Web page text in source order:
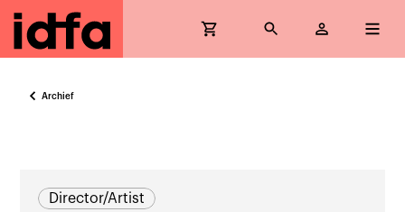
Archief
Director/Artist